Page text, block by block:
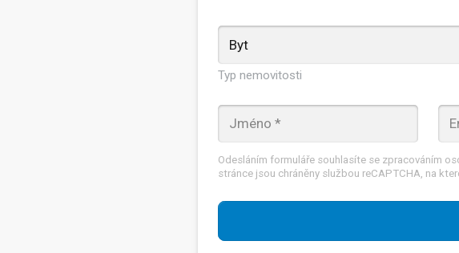
Typ nemovitosti
Odesláním formuláře souhlasíte se zpracováním
stránce jsou chráněny službou reCAPTCHA, na